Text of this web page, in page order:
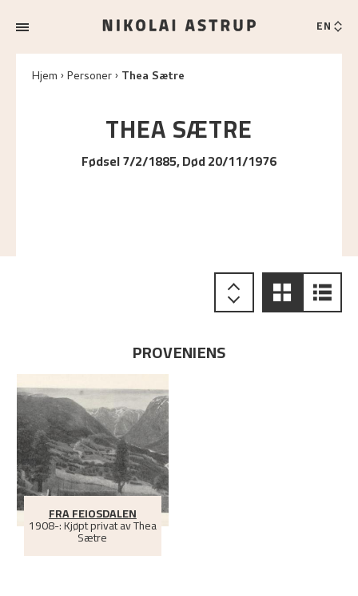
EN
Hjem Personer Thea Sætre
THEASÆTRE
Fødsel 7/2/1885, Død 20/11/1976
PROVENIENS
FRA FEIOSDALEN
1908-: Kjøpt privat av Thea
Sætre